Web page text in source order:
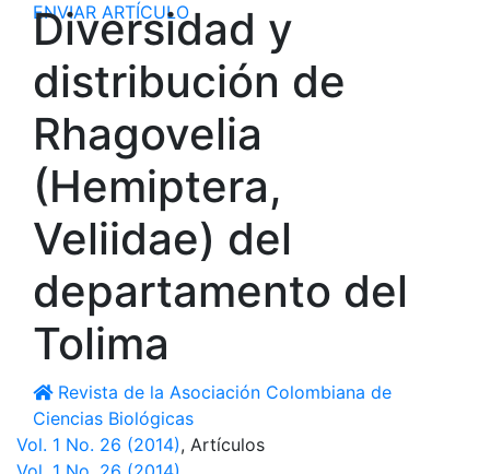
ENVIAR ARTÍCULO
Diversidad y
distribución de
Rhagovelia
(Hemiptera,
Veliidae) del
departamento del
Tolima
Revista de la Asociación Colombiana de
Ciencias Biológicas
Vol. 1 No. 26 (2014), Artículos